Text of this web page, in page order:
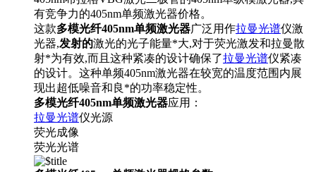
有竞争力的405nm单频激光器价格。
这款多模光纤405nm单频激光器广泛用作拉曼光谱仪激
光器,发射的激光的光子能量*大,对于荧光激发和拉曼散
射*为有效,而且这种紧凑的设计确保了拉曼光谱仪紧凑
的设计。这种单频405nm激光器在较宽的温度范围内展
现出超低噪音和良*的功率稳定性。
多模光纤405nm单频激光器应用：
拉曼光谱仪光源
荧光成像
荧光光谱